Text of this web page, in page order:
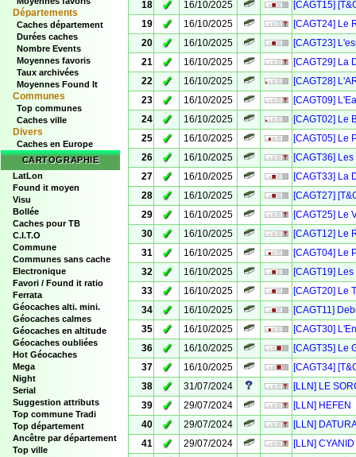
Départements
Caches département
Durées caches
Nombre Events
Moyennes favoris
Taux archivées
Moyennes Found It
Communes
Top communes
Caches ville
Divers
Caches en Europe
CARTOGRAPHIE
LatLon
Found it moyen
Visu
Bollée
Caches pour TB
C.I.T.O
Commune
Communes sans cache
Electronique
Favori / Found it ratio
Ferrata
Géocaches alti. mini.
Géocaches calmes
Géocaches en altitude
Géocaches oubliées
Hot Géocaches
Mega
Night
Serial
Suggestion attributs
Top commune Tradi
Top département
Ancêtre par département
Top ville
18
✓ 16/10/2025
[CAGT15]
19
✓ 16/10/2025
[CAGT24] Le
20
✓ 16/10/2025
[CAGT23]
21
✓ 16/10/2025
[CAGT29] La
22
✓ 16/10/2025
[CAGT28]
23
✓ 16/10/2025
[CAGT09]
24
✓ 16/10/2025
[CAGT02] Le
25
✓ 16/10/2025
[CAGT05] Le
26
✓ 16/10/2025
[CAGT36]
27
✓ 16/10/2025
[CAGT33] La
28
✓ 16/10/2025
[CAGT27]
29
✓ 16/10/2025
[CAGT25] Le
30
✓ 16/10/2025
[CAGT12] Le
31
✓ 16/10/2025
[CAGT04] Le
32
✓ 16/10/2025
[CAGT19]
33
✓ 16/10/2025
[CAGT20] Le
34
✓ 16/10/2025
[CAGT11]
35
✓ 16/10/2025
[CAGT30]
36
✓ 16/10/2025
[CAGT35] Le
37
✓ 16/10/2025
[CAGT34]
38
✓ 31/07/2024
[LLN] LE
39
✓ 29/07/2024
[LLN] HEFEN
40
✓ 29/07/2024
[LLN]
41
✓ 29/07/2024
[LLN] CYANID